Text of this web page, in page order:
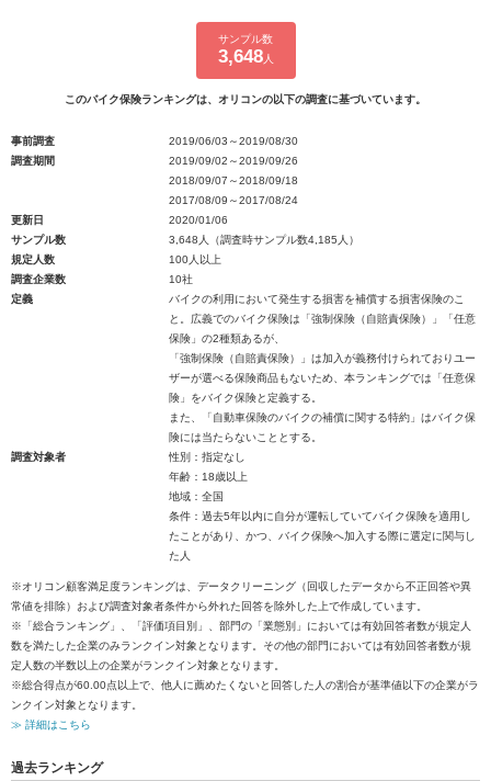
サンプル数
3,648人
このバイク保険ランキングは、オリコンの以下の調査に基づいています。
事前調査
2019/06/03～2019/08/30
調査期間
2019/09/02～2019/09/26
2018/09/07～2018/09/18
2017/08/09～2017/08/24
更新日
2020/01/06
サンプル数
3,648人（調査時サンプル数4,185人）
規定人数
100人以上
調査企業数
10社
定義
バイクの利用において発生する損害を補償する損害保険のこ
と。広義でのバイク保険は「強制保険（自賠責保険）」「任意
保険」の2種類あるが、
「強制保険（自賠責保険）」は加入が義務付けられておりユー
ザーが選べる保険商品もないため、本ランキングでは「任意保
険」をバイク保険と定義する。
また、「自動車保険のバイクの補償に関する特約」はバイク保
険には当たらないこととする。
調査対象者
性別：指定なし
年齢：18歳以上
地域：全国
条件：過去5年以内に自分が運転していてバイク保険を適用し
たことがあり、かつ、バイク保険へ加入する際に選定に関与し
た人
※オリコン顧客満足度ランキングは、データクリーニング（回収したデータから不正回答や異
常値を排除）および調査対象者条件から外れた回答を除外した上で作成しています。
※「総合ランキング」、「評価項目別」、部門の「業態別」においては有効回答者数が規定人
数を満たした企業のみランクイン対象となります。その他の部門においては有効回答者数が規
定人数の半数以上の企業がランクイン対象となります。
※総合得点が60.00点以上で、他人に薦めたくないと回答した人の割合が基準値以下の企業がラ
ンクイン対象となります。
≫ 詳細はこちら
過去ランキング